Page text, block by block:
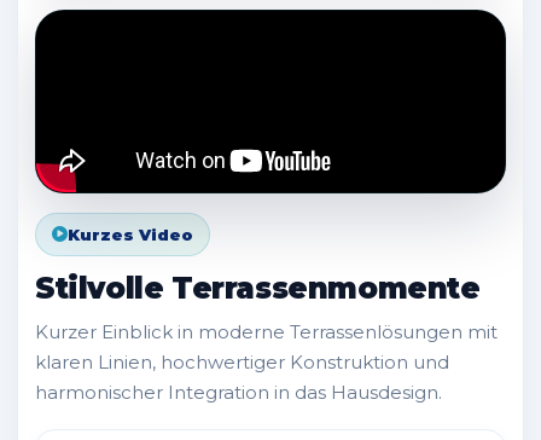
Stilvolle Terrassenmomente
Kurzer Einblick in moderne Terrassenlösungen mit
klaren Linien, hochwertiger Konstruktion und